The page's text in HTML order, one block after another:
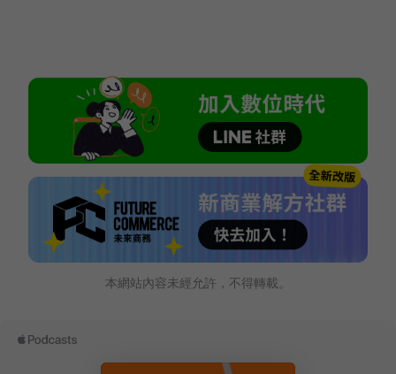
本網站內容未經允許，不得轉載。